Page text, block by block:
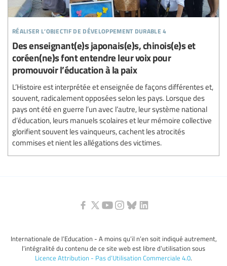
réaliser l’objectif de développement durable 4
Des enseignant(e)s japonais(e)s, chinois(e)s et
coréen(ne)s font entendre leur voix pour
promouvoir l’éducation à la paix
L’Histoire est interprétée et enseignée de façons différentes et,
souvent, radicalement opposées selon les pays. Lorsque des
pays ont été en guerre l’un avec l’autre, leur système national
d’éducation, leurs manuels scolaires et leur mémoire collective
glorifient souvent les vainqueurs, cachent les atrocités
commises et nient les allégations des victimes.
Internationale de l’Education - A moins qu’il n’en soit indiqué autrement,
l’intégralité du contenu de ce site web est libre d’utilisation sous
Licence Attribution - Pas d’Utilisation Commerciale 4.0.